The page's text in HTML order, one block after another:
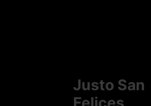
Justo San